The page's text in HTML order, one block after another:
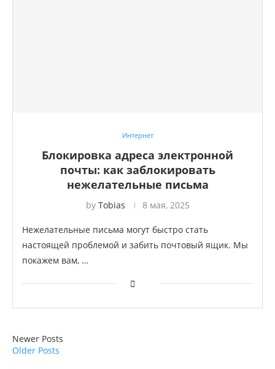
Интернет
Блокировка адреса электронной
почты: как заблокировать
нежелательные письма
by Tobias 8 мая, 2025
Нежелательные письма могут быстро стать
настоящей проблемой и забить почтовый ящик. Мы
покажем вам, …
Newer Posts
Older Posts